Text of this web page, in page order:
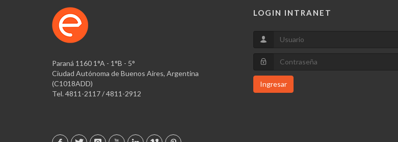
Paraná 1160 1°A - 1°B - 5°
Ciudad Autónoma de Buenos Aires, Argentina
(C1018ADD)
Tel. 4811-2117 / 4811-2912
LOGIN INTRANET
Ingresar